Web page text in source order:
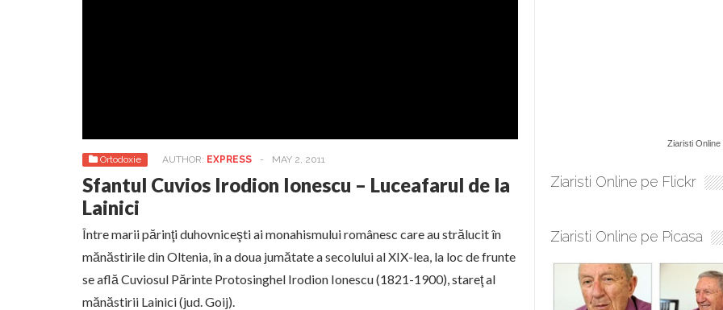
Ortodoxie AUTHOR: EXPRESS - MAY 2, 2011
Sfantul Cuvios Irodion Ionescu – Luceafarul de la
Lainici
Între marii părinţi duhovniceşti ai monahismului românesc care au strălucit în
mănăstirile din Oltenia, în a doua jumătate a secolului al XIX-lea, la loc de frunte
se află Cuviosul Părinte Protosinghel Irodion Ionescu (1821-1900), stareţ al
mănăstirii Lainici (jud. Goij).
Ziaristi Online
Ziaristi Online pe Flickr
Ziaristi Online pe Picasa